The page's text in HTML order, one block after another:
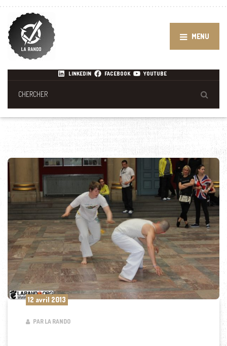
MENU
LINKEDIN FACEBOOK YOUTUBE
12 avril 2013
PAR LA RANDO